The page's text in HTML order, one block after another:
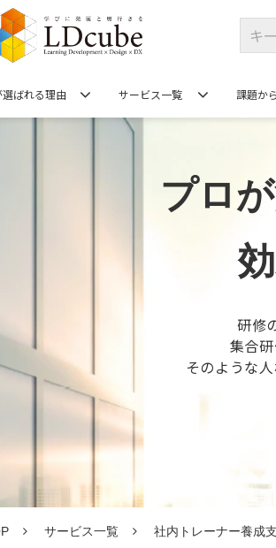
ばれる理由 サービス一覧 課題か
プロ
研修
集合
そのような
サービス一覧 社内トレーナー養成